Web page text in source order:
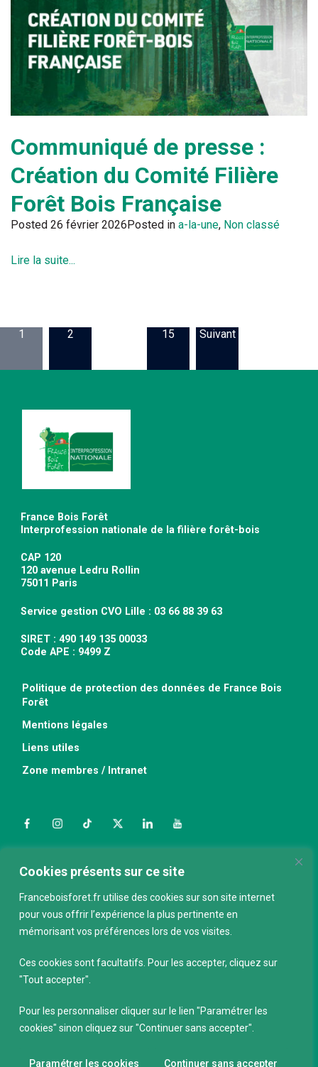
Cookies présents sur ce site
Franceboisforet.fr utilise des cookies sur son site internet
pour vous offrir l’expérience la plus pertinente en
mémorisant vos préférences lors de vos visites.
Ces cookies sont facultatifs. Pour les accepter, cliquez sur
"Tout accepter".
Pour les personnaliser cliquer sur le lien "Paramétrer les
cookies" sinon cliquez sur "Continuer sans accepter".
Paramétrer les cookies Continuer sans accepter
Communiqué de presse :
Création du Comité Filière
Forêt Bois Française
Posted 26 février 2026 Posted in a-la-une, Non classé
Lire la suite...
1 2 15 Suivant
France Bois Forêt
Interprofession nationale de la filière forêt-bois
CAP 120
120 avenue Ledru Rollin
75011 Paris
Service gestion CVO Lille : 03 66 88 39 63
SIRET : 490 149 135 00033
Code APE : 9499 Z
Politique de protection des données de France Bois
Forêt
Mentions légales
Liens utiles
Zone membres / Intranet
FacebookInstagramTikTokTwitterLinkedInYouTube
Nous contacter
ABONNEZ-VOUS À LA NEWSLETTER
E-mail *